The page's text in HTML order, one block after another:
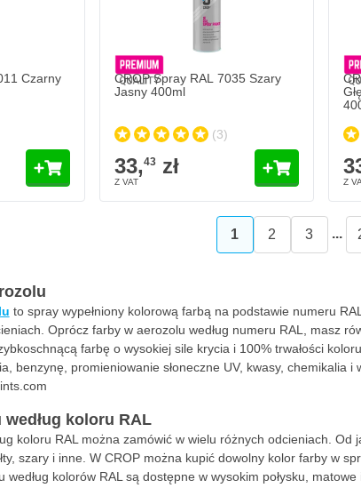
Czarny
Stopień połysku
CROP Spray RAL 7035 Szary
Jasny 400ml
(3)
33,43 zł
Aktualnie czytasz
1 Strona
2 Strona
3 ...
to spray wypełniony kolorową farbą na podstawie numeru
Oprócz farby w aerozolu według numeru RAL, masz
farbę o wysokiej sile krycia i 100% trwałości
benzynę, promieniowanie słoneczne UV, kwasy, chemikalia
koloru RAL
koloru RAL można zamówić w wielu różnych odcieniach.
szary i inne. W CROP można kupić dowolny kolor farby w
według kolorów RAL są dostępne w wysokim połysku,